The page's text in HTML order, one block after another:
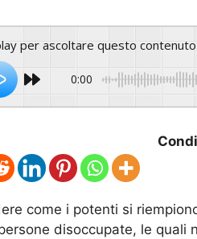
per ascoltare questo contenuto
0:00
come i potenti si
disoccupate, le quali